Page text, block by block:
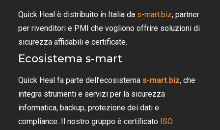
Quick Heal è distribuito in Italia da s-mart.biz, partner
per rivenditori e PMI che vogliono offrire soluzioni di
sicurezza affidabili e certificate.
Ecosistema s-mart
Quick Heal fa parte dell’ecosistema s-mart.biz, che
integra strumenti e servizi per la sicurezza
informatica, backup, protezione dei dati e
compliance. Il nostro gruppo è certificato ISO